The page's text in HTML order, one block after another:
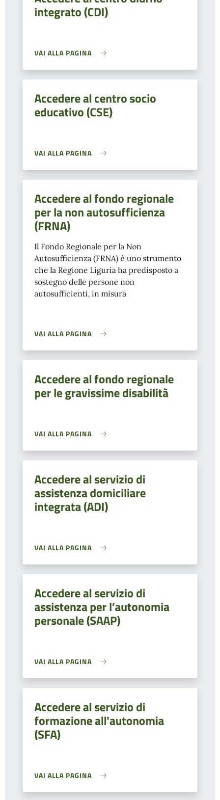
integrato (CDI)
VAI ALLA PAGINA
Accedere al centro socio
educativo (CSE)
VAI ALLA PAGINA
Accedere al fondo regionale
per la non autosufficienza
(FRNA)
Il Fondo Regionale per la Non
Autosufficienza (FRNA) è uno strumento
che la Regione Liguria ha predisposto a
sostegno delle persone non
autosufficienti, in misura
VAI ALLA PAGINA
Accedere al fondo regionale
per le gravissime disabilità
VAI ALLA PAGINA
Accedere al servizio di
assistenza domiciliare
integrata (ADI)
VAI ALLA PAGINA
Accedere al servizio di
assistenza per l’autonomia
personale (SAAP)
VAI ALLA PAGINA
Accedere al servizio di
formazione all'autonomia
(SFA)
VAI ALLA PAGINA